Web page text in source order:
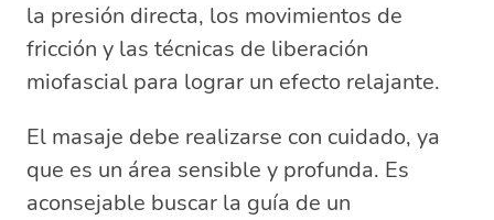
la presión directa, los movimientos de
fricción y las técnicas de liberación
miofascial para lograr un efecto relajante.
El masaje debe realizarse con cuidado, ya
que es un área sensible y profunda. Es
aconsejable buscar la guía de un